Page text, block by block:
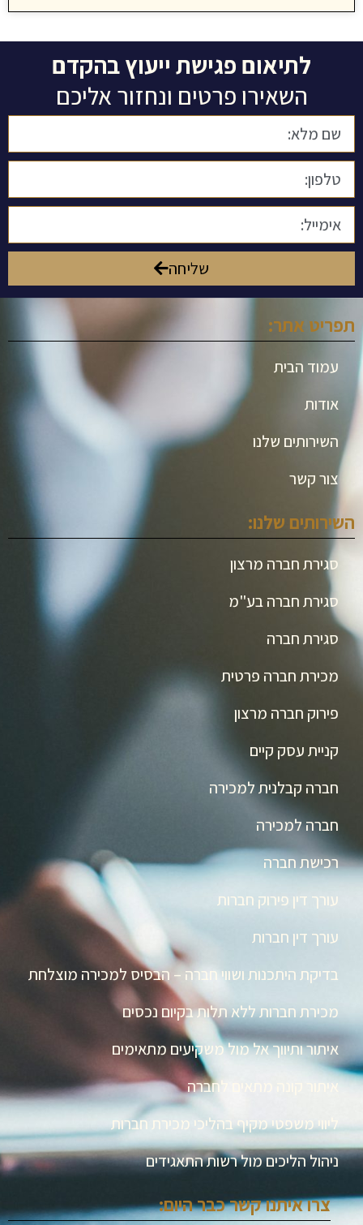
לתיאום פגישת ייעוץ בהקדם
השאירו פרטים ונחזור אליכם
שליחה
תפריט אתר:
עמוד הבית
אודות
השירותים שלנו
צור קשר
השירותים שלנו:
סגירת חברה מרצון
סגירת חברה בע"מ
סגירת חברה
מכירת חברה פרטית
פירוק חברה מרצון
קניית עסק קיים
חברה קבלנית למכירה
חברה למכירה
רכישת חברה
עורך דין פירוק חברות
עורך דין חברות
בדיקת היתכנות ושווי חברה – הבסיס למכירה מוצלחת
מכירת חברות ללא תלות בקיום נכסים
איתור ותיווך אל מול משקיעים מתאימים
איתור קונה מתאים לחברה
ליווי משפטי מקיף בהליכי מכירת חברות
ניהול הליכים מול רשות התאגידים
צרו איתנו קשר כבר היום: